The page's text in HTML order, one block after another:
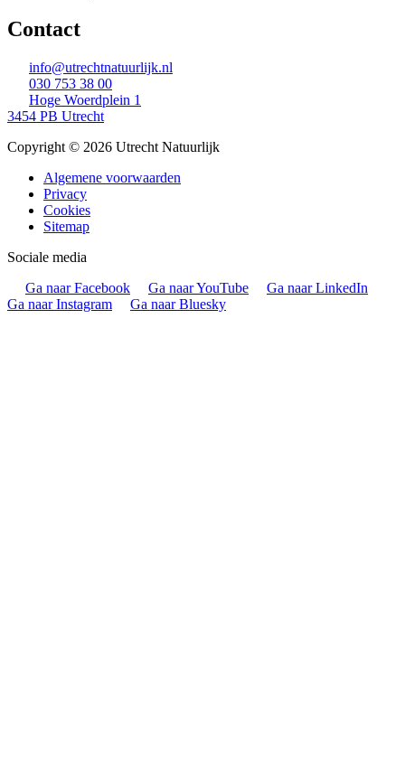
Contact
info@utrechtnatuurlijk.nl
030 753 38 00
Hoge Woerdplein 1
3454 PB Utrecht
Copyright © 2026 Utrecht Natuurlijk
Algemene voorwaarden
Privacy
Cookies
Sitemap
Sociale media
Ga naar Facebook
Ga naar YouTube
Ga naar LinkedIn
Ga naar Instagram
Ga naar Bluesky